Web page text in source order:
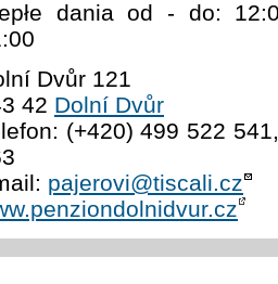
dania od - do:
Dvůr 121
42 Dolní Dvůr
(+420) 499 522
pajerovi@tiscali.cz